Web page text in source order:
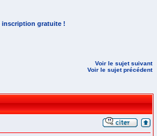
inscription gratuite !
Voir le sujet suivant
Voir le sujet précédent